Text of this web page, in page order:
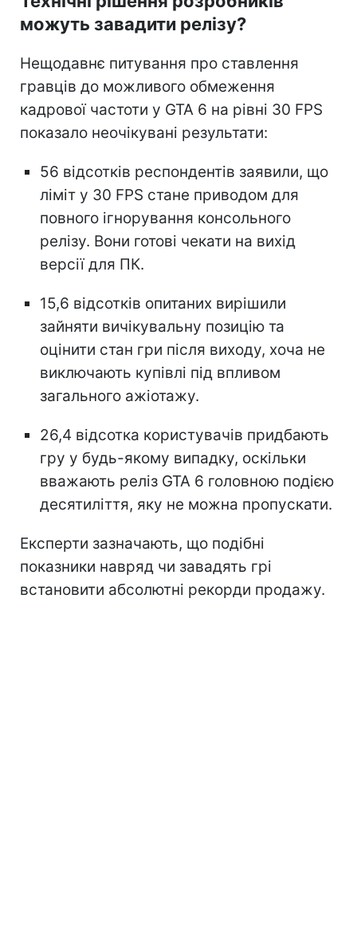
можуть завадити релізу?
Нещодавнє питування про ставлення
гравців до можливого обмеження
кадрової частоти у GTA 6 на рівні 30 FPS
показало неочікувані результати:
56 відсотків респондентів заявили, що
ліміт у 30 FPS стане приводом для
повного ігнорування консольного
релізу. Вони готові чекати на вихід
версії для ПК.
15,6 відсотків опитаних вирішили
зайняти вичікувальну позицію та
оцінити стан гри після виходу, хоча не
виключають купівлі під впливом
загального ажіотажу.
26,4 відсотка користувачів придбають
гру у будь-якому випадку, оскільки
вважають реліз GTA 6 головною подією
десятиліття, яку не можна пропускати.
Експерти зазначають, що подібні
показники навряд чи завадять грі
встановити абсолютні рекорди продажу.